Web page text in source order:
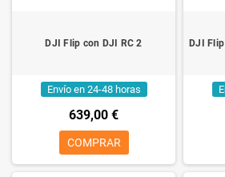
DJI Flip con DJI RC 2
Envío en 24-48 horas
639,00 €
COMPRAR
DJI